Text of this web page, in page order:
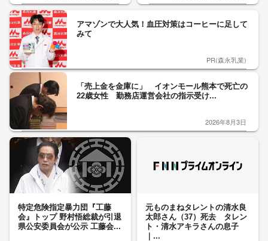
アマゾンで大人気！血圧対策はコーヒーに足して
みて
PR(森永乳業)
「売上金を金庫に」 イオンモール熊本で死亡の
22歳女性 勤務店運営会社の指示受け...
2026年8月3日
特定危険指定暴力団『工藤
会』トップ 野村悟総裁が引退
県公安委員会が公示 工藤会...
元ものまねタレントの清水良
太郎さん（37）死去 タレン
ト・清水アキラさんの息子
｜...